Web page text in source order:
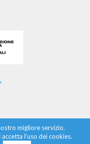
migliore servizio.
l’uso dei cookies.